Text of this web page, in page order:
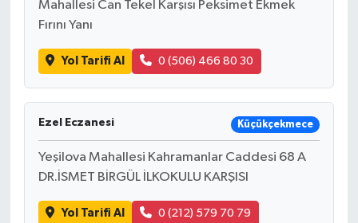
Mahallesi Can Tekel Karşısı Peksimet Ekmek
Fırını Yanı
Yol Tarifi Al 0 (506) 466 80 30
Ezel Eczanesi Küçükçekmece
Yeşilova Mahallesi Kahramanlar Caddesi 68 A
DR.İSMET BİRGÜL İLKOKULU KARŞISI
Yol Tarifi Al 0 (212) 579 70 79